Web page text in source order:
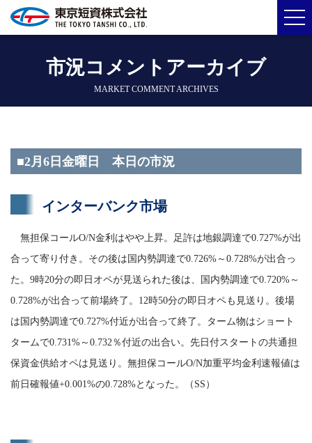
市況コメントアーカイブ
MARKET COMMENT ARCHIVES
■2月6日金曜日 本日の市況
インターバンク市場
無担保コールO/N金利はやや上昇。足許は地銀調達で0.727%が出
合って寄り付き。その後は国内勢調達で0.726%～0.728%が出合っ
た。9時20分の即日オペが見送られた後は、国内勢調達で0.720%～
0.728%が出合って前場終了。12時50分の即日オペも見送り。後場
は国内勢調達で0.727%付近が出合って終了。ターム物はショート
タームで0.731%～0.732％付近の出合い。先日付スタートの共通担
保資金供給オペは見送り。無担保コールO/N加重平均金利速報値は
前日確報値+0.001%の0.728%となった。（SS）